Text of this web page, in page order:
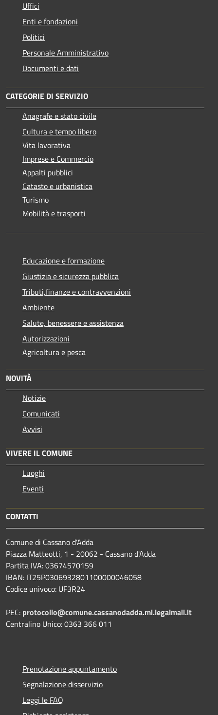
Uffici
Enti e fondazioni
Politici
Personale Amministrativo
Documenti e dati
CATEGORIE DI SERVIZIO
Anagrafe e stato civile
Cultura e tempo libero
Vita lavorativa
Imprese e Commercio
Appalti pubblici
Catasto e urbanistica
Turismo
Mobilità e trasporti
Educazione e formazione
Giustizia e sicurezza pubblica
Tributi,finanze e contravvenzioni
Ambiente
Salute, benessere e assistenza
Autorizzazioni
Agricoltura e pesca
NOVITÀ
Notizie
Comunicati
Avvisi
VIVERE IL COMUNE
Luoghi
Eventi
CONTATTI
Comune di Cassano d'Adda
Piazza Matteotti, 1 - 20062 - Cassano d'Adda
Partita IVA: 03674570159
IBAN: IT25P0306932801100000046058
Codice univoco: UF3R24
PEC: protocollo@comune.cassanodadda.mi.legalmail.it
Centralino Unico: 0363 366 011
Prenotazione appuntamento
Segnalazione disservizio
Leggi le FAQ